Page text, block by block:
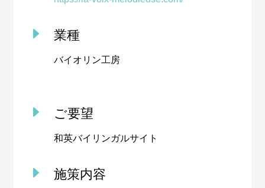
E 業種
バイオリン工房
E ご要望
和英バイリンガルサイト
E 施策内容